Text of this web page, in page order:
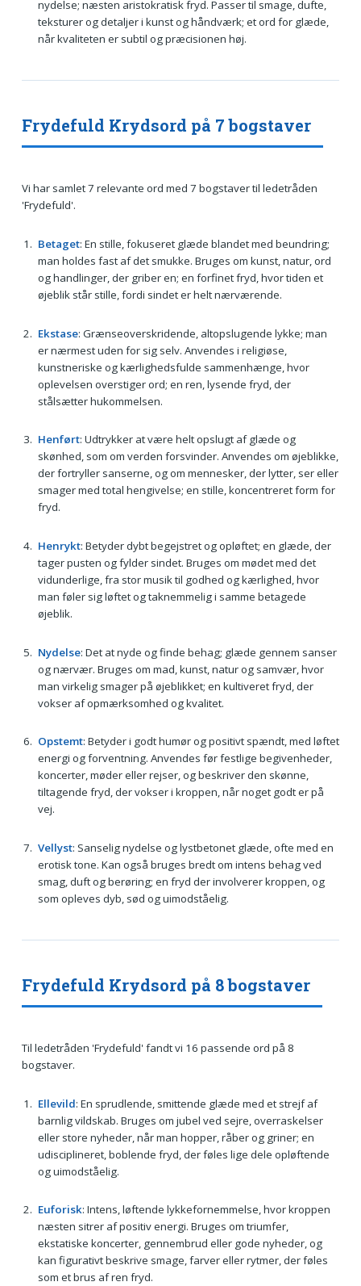
nydelse; næsten aristokratisk fryd. Passer til smage, dufte,
teksturer og detaljer i kunst og håndværk; et ord for glæde,
når kvaliteten er subtil og præcisionen høj.
Frydefuld Krydsord på 7 bogstaver
Vi har samlet 7 relevante ord med 7 bogstaver til ledetråden
'Frydefuld'.
Betaget: En stille, fokuseret glæde blandet med beundring;
man holdes fast af det smukke. Bruges om kunst, natur, ord
og handlinger, der griber en; en forfinet fryd, hvor tiden et
øjeblik står stille, fordi sindet er helt nærværende.
Ekstase: Grænseoverskridende, altopslugende lykke; man
er nærmest uden for sig selv. Anvendes i religiøse,
kunstneriske og kærlighedsfulde sammenhænge, hvor
oplevelsen overstiger ord; en ren, lysende fryd, der
stålsætter hukommelsen.
Henført: Udtrykker at være helt opslugt af glæde og
skønhed, som om verden forsvinder. Anvendes om øjeblikke,
der fortryller sanserne, og om mennesker, der lytter, ser eller
smager med total hengivelse; en stille, koncentreret form for
fryd.
Henrykt: Betyder dybt begejstret og opløftet; en glæde, der
tager pusten og fylder sindet. Bruges om mødet med det
vidunderlige, fra stor musik til godhed og kærlighed, hvor
man føler sig løftet og taknemmelig i samme betagede
øjeblik.
Nydelse: Det at nyde og finde behag; glæde gennem sanser
og nærvær. Bruges om mad, kunst, natur og samvær, hvor
man virkelig smager på øjeblikket; en kultiveret fryd, der
vokser af opmærksomhed og kvalitet.
Opstemt: Betyder i godt humør og positivt spændt, med løftet
energi og forventning. Anvendes før festlige begivenheder,
koncerter, møder eller rejser, og beskriver den skønne,
tiltagende fryd, der vokser i kroppen, når noget godt er på
vej.
Vellyst: Sanselig nydelse og lystbetonet glæde, ofte med en
erotisk tone. Kan også bruges bredt om intens behag ved
smag, duft og berøring; en fryd der involverer kroppen, og
som opleves dyb, sød og uimodståelig.
Frydefuld Krydsord på 8 bogstaver
Til ledetråden 'Frydefuld' fandt vi 16 passende ord på 8
bogstaver.
Ellevild: En sprudlende, smittende glæde med et strejf af
barnlig vildskab. Bruges om jubel ved sejre, overraskelser
eller store nyheder, når man hopper, råber og griner; en
udisciplineret, boblende fryd, der føles lige dele opløftende
og uimodståelig.
Euforisk: Intens, løftende lykkefornemmelse, hvor kroppen
næsten sitrer af positiv energi. Bruges om triumfer,
ekstatiske koncerter, gennembrud eller gode nyheder, og
kan figurativt beskrive smage, farver eller rytmer, der føles
som et brus af ren fryd.